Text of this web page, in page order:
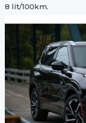
8 lít/100km.